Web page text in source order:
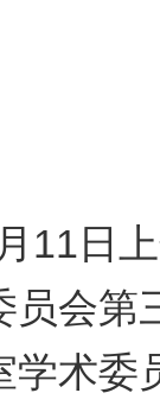
日上
员会第
学术